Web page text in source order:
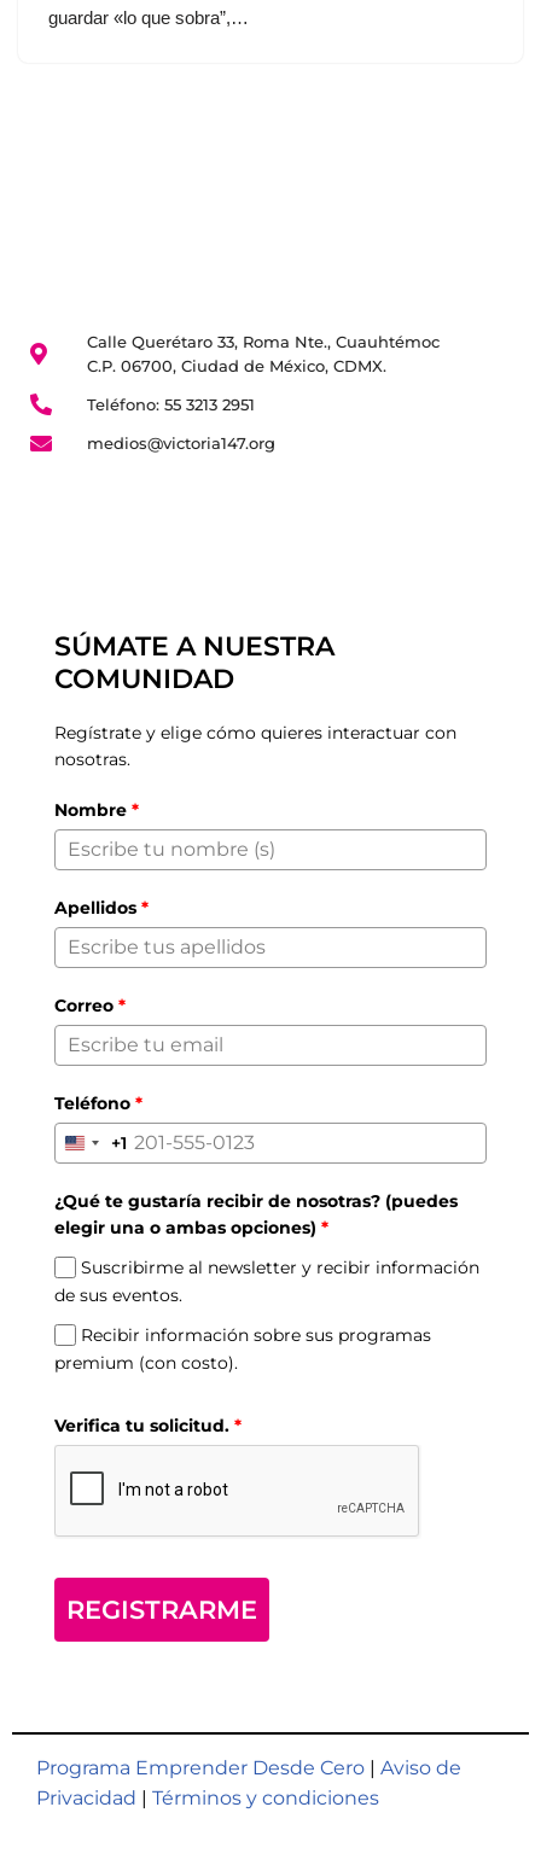
guardar «lo que sobra”,…
Calle Querétaro 33, Roma Nte., Cuauhtémoc
C.P. 06700, Ciudad de México, CDMX.
Teléfono: 55 3213 2951
medios@victoria147.org
SÚMATE A NUESTRA
COMUNIDAD
Regístrate y elige cómo quieres interactuar con
nosotras.
Nombre *
Apellidos *
Correo *
Teléfono *
United
+1
+1
¿Qué te gustaría recibir de nosotras? (puedes
elegir una o ambas opciones) *
Suscribirme al newsletter y recibir información
de sus eventos.
Recibir información sobre sus programas
premium (con costo).
Verifica tu solicitud. *
REGISTRARME
Programa Emprender Desde Cero | Aviso de
Privacidad | Términos y condiciones